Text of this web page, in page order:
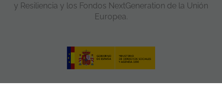
y Resiliencia y los Fondos NextGeneration de la Unión
Europea.